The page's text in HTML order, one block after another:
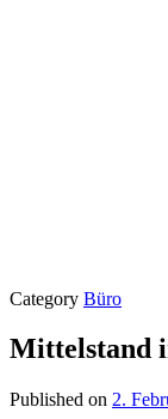
Category Büro
Mittelstand
Published on 2.